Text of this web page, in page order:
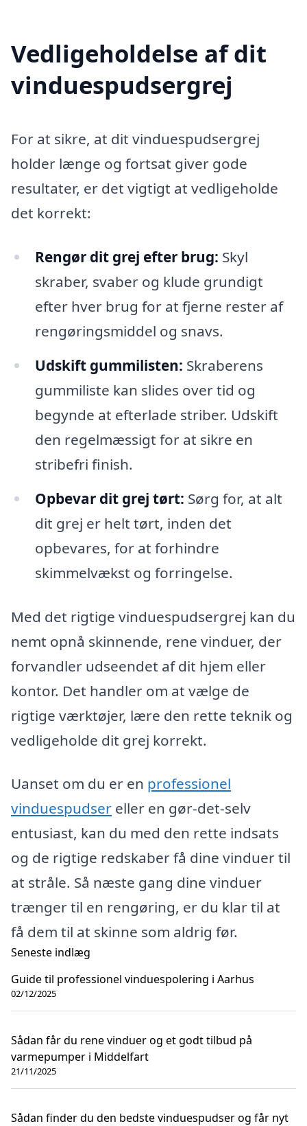
Vedligeholdelse af dit
vinduespudsergrej
For at sikre, at dit vinduespudsergrej
holder længe og fortsat giver gode
resultater, er det vigtigt at vedligeholde
det korrekt:
Rengør dit grej efter brug: Skyl
skraber, svaber og klude grundigt
efter hver brug for at fjerne rester af
rengøringsmiddel og snavs.
Udskift gummilisten: Skraberens
gummiliste kan slides over tid og
begynde at efterlade striber. Udskift
den regelmæssigt for at sikre en
stribefri finish.
Opbevar dit grej tørt: Sørg for, at alt
dit grej er helt tørt, inden det
opbevares, for at forhindre
skimmelvækst og forringelse.
Med det rigtige vinduespudsergrej kan du
nemt opnå skinnende, rene vinduer, der
forvandler udseendet af dit hjem eller
kontor. Det handler om at vælge de
rigtige værktøjer, lære den rette teknik og
vedligeholde dit grej korrekt.
Uanset om du er en professionel
vinduespudser eller en gør-det-selv
entusiast, kan du med den rette indsats
og de rigtige redskaber få dine vinduer til
at stråle. Så næste gang dine vinduer
trænger til en rengøring, er du klar til at
få dem til at skinne som aldrig før.
Seneste indlæg
Guide til professionel vinduespolering i Aarhus
02/12/2025
Sådan får du rene vinduer og et godt tilbud på
varmepumper i Middelfart
21/11/2025
Sådan finder du den bedste vinduespudser og får nyt